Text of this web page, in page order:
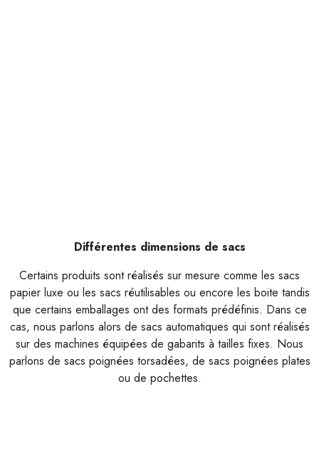
Différentes dimensions de sacs
Certains produits sont réalisés sur mesure comme les sacs
papier luxe ou les sacs réutilisables ou encore les boite tandis
que certains emballages ont des formats prédéfinis. Dans ce
cas, nous parlons alors de sacs automatiques qui sont réalisés
sur des machines équipées de gabarits à tailles fixes. Nous
parlons de sacs poignées torsadées, de sacs poignées plates
ou de pochettes.